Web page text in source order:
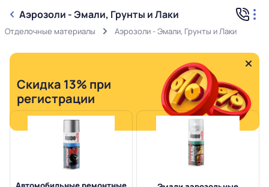
Аэрозоли - Эмали, Грунты и Лаки
Отделочные материалы Аэрозоли - Эмали, Грунты и Лаки
Скидка 13% при
регистрации